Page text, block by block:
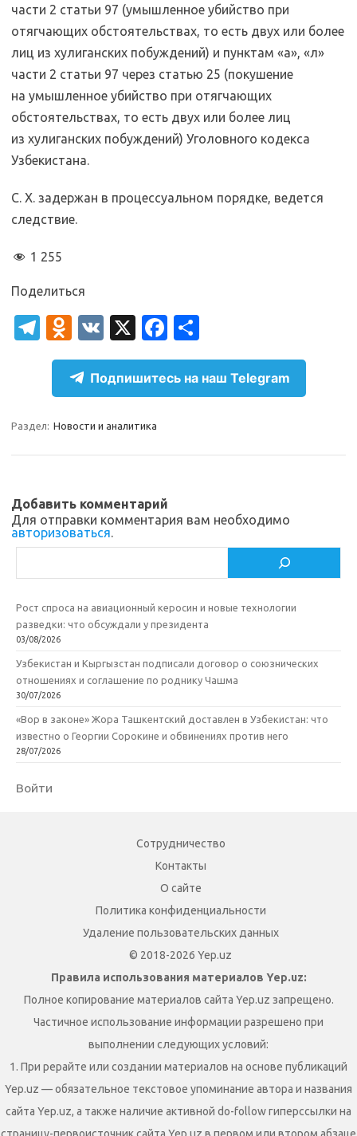
части 2 статьи 97 (умышленное убийство при
отягчающих обстоятельствах, то есть двух или более
лиц из хулиганских побуждений) и пунктам «а», «л»
части 2 статьи 97 через статью 25 (покушение
на умышленное убийство при отягчающих
обстоятельствах, то есть двух или более лиц
из хулиганских побуждений) Уголовного кодекса
Узбекистана.
С. Х. задержан в процессуальном порядке, ведется
следствие.
1 255
Поделиться
T
el
gr
a
O
d
n
o
kl
ik
i
V
K
X
Fa
c
e
b
т
п
р
ь
Подпишитесь на наш Telegram
Раздел: Новости и аналитика
Добавить комментарий
Для отправки комментария вам необходимо
авторизоваться.
Рост спроса на авиационный керосин и новые технологии
разведки: что обсуждали у президента
03/08/2026
Узбекистан и Кыргызстан подписали договор о союзнических
отношениях и соглашение по роднику Чашма
30/07/2026
«Вор в законе» Жора Ташкентский доставлен в Узбекистан: что
известно о Георгии Сорокине и обвинениях против него
28/07/2026
Войти
Сотрудничество
Контакты
О сайте
Политика конфиденциальности
Удаление пользовательских данных
© 2018-2026 Yep.uz
Правила использования материалов Yep.uz:
Полное копирование материалов сайта Yep.uz запрещено.
Частичное использование информации разрешено при
выполнении следующих условий:
1. При рерайте или создании материалов на основе публикаций
Yep.uz — обязательное текстовое упоминание автора и названия
сайта Yep.uz, а также наличие активной do-follow гиперссылки на